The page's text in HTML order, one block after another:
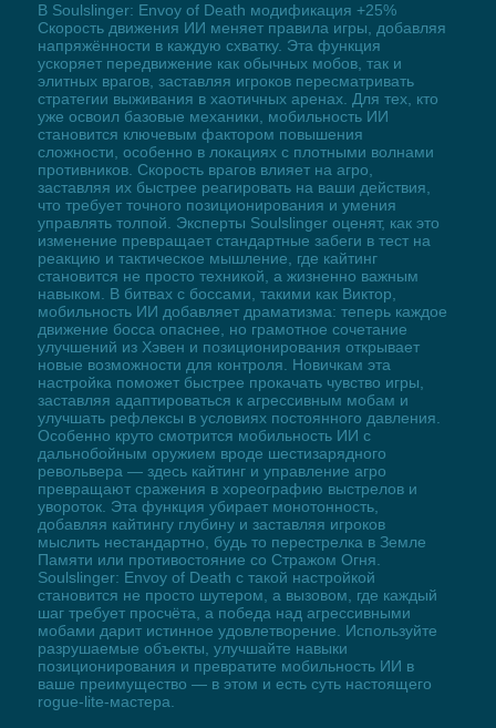
В Soulslinger: Envoy of Death модификация +25%
Скорость движения ИИ меняет правила игры, добавляя
напряжённости в каждую схватку. Эта функция
ускоряет передвижение как обычных мобов, так и
элитных врагов, заставляя игроков пересматривать
стратегии выживания в хаотичных аренах. Для тех, кто
уже освоил базовые механики, мобильность ИИ
становится ключевым фактором повышения
сложности, особенно в локациях с плотными волнами
противников. Скорость врагов влияет на агро,
заставляя их быстрее реагировать на ваши действия,
что требует точного позиционирования и умения
управлять толпой. Эксперты Soulslinger оценят, как это
изменение превращает стандартные забеги в тест на
реакцию и тактическое мышление, где кайтинг
становится не просто техникой, а жизненно важным
навыком. В битвах с боссами, такими как Виктор,
мобильность ИИ добавляет драматизма: теперь каждое
движение босса опаснее, но грамотное сочетание
улучшений из Хэвен и позиционирования открывает
новые возможности для контроля. Новичкам эта
настройка поможет быстрее прокачать чувство игры,
заставляя адаптироваться к агрессивным мобам и
улучшать рефлексы в условиях постоянного давления.
Особенно круто смотрится мобильность ИИ с
дальнобойным оружием вроде шестизарядного
револьвера — здесь кайтинг и управление агро
превращают сражения в хореографию выстрелов и
увороток. Эта функция убирает монотонность,
добавляя кайтингу глубину и заставляя игроков
мыслить нестандартно, будь то перестрелка в Земле
Памяти или противостояние со Стражом Огня.
Soulslinger: Envoy of Death с такой настройкой
становится не просто шутером, а вызовом, где каждый
шаг требует просчёта, а победа над агрессивными
мобами дарит истинное удовлетворение. Используйте
разрушаемые объекты, улучшайте навыки
позиционирования и превратите мобильность ИИ в
ваше преимущество — в этом и есть суть настоящего
rogue-lite-мастера.